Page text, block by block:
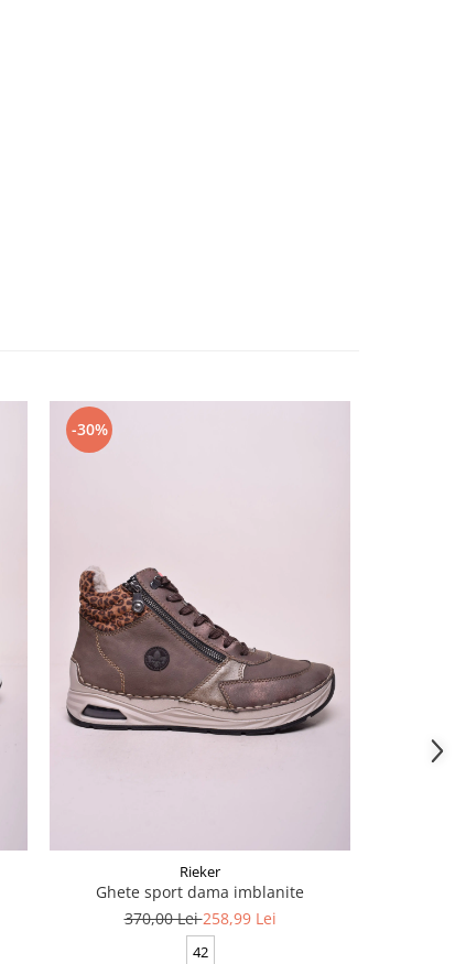
-30%
Rieker
Ghete sport dama imblanite
370,00 Lei258,99 Lei
42